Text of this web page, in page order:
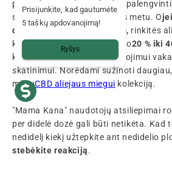
procentu, jei norite šiek tiek
skausmą, vartojant jį dienos metu. O
chroniškas ir intensyvesnis, rinkitės
koncentracijos procentu, nuo20 % iki
koncentracija bus puiki vartojimui
skatinimui. Norėdami sužinoti
mūsųCBD aliejaus miegui kolekciją.
"Mama Kana" naudotojų atsiliepimai
per didelė dozė gali būti netikėta. Kad
nedidelį kiekį užtepkite ant nedidelio
stebėkite reakciją.
Prisijunkite, kad gautumėte
5 taškų apdovanojimą!
Ryšys